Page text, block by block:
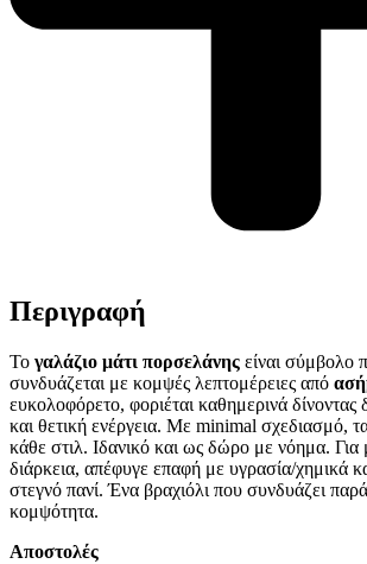
Περιγραφή
Το γαλάζιο μάτι πορσελάνης είναι σύμβολο
συνδυάζεται με κομψές λεπτομέρειες από
ευκολοφόρετο, φοριέται καθημερινά δίνοντας
και θετική ενέργεια. Με minimal σχεδιασμό,
κάθε στιλ. Ιδανικό και ως δώρο με νόημα. Για
διάρκεια, απέφυγε επαφή με υγρασία/χημικά
στεγνό πανί. Ένα βραχιόλι που συνδυάζει
κομψότητα.
Αποστολές